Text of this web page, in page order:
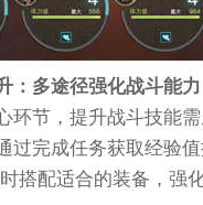
：多途径强化战斗能力​
环节，提升战斗技能需
过完成任务获取经验值
搭配适合的装备，强